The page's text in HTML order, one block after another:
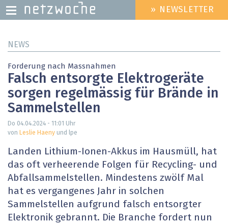
zum
HEADER
MENU
» NEWSLETTER
NEWS
Forderung nach Massnahmen
Falsch entsorgte Elektrogeräte
sorgen regelmässig für Brände in
Sammelstellen
Do 04.04.2024 - 11:01 Uhr
von Leslie Haeny und lpe
Landen Lithium-Ionen-Akkus im Hausmüll, hat
das oft verheerende Folgen für Recycling- und
Abfallsammelstellen. Mindestens zwölf Mal
hat es vergangenes Jahr in solchen
Sammelstellen aufgrund falsch entsorgter
Elektronik gebrannt. Die Branche fordert nun